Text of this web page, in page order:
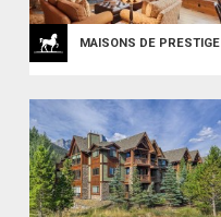
MAISONS DE PRESTIGE